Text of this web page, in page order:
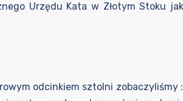
Urzędu Kata w Złotym Stoku
odcinkiem sztolni zobaczyliśmy